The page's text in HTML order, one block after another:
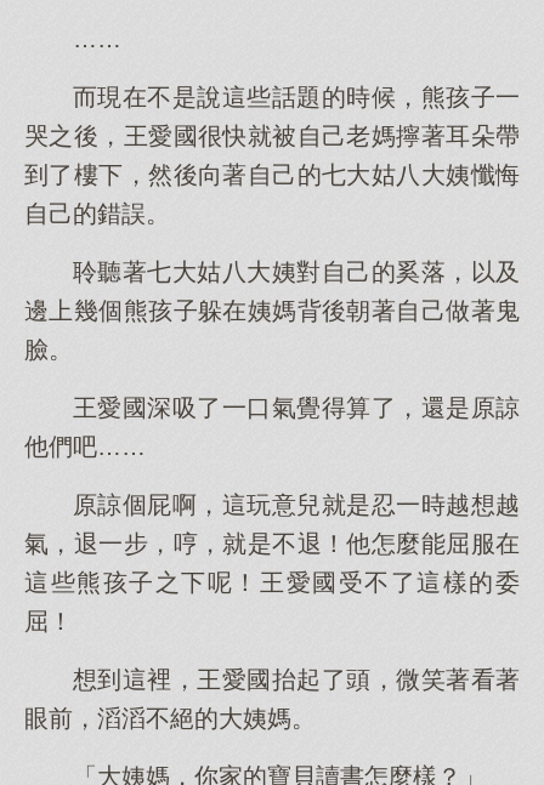
……
而現在不是說這些話題的時候，熊孩子一
哭之後，王愛國很快就被自己老媽擰著耳朵帶
到了樓下，然後向著自己的七大姑八大姨懺悔
自己的錯誤。
聆聽著七大姑八大姨對自己的奚落，以及
邊上幾個熊孩子躲在姨媽背後朝著自己做著鬼
臉。
王愛國深吸了一口氣覺得算了，還是原諒
他們吧……
原諒個屁啊，這玩意兒就是忍一時越想越
氣，退一步，哼，就是不退！他怎麼能屈服在
這些熊孩子之下呢！王愛國受不了這樣的委
屈！
想到這裡，王愛國抬起了頭，微笑著看著
眼前，滔滔不絕的大姨媽。
「大姨媽，你家的寶貝讀書怎麼樣？」